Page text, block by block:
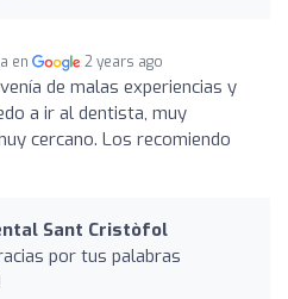
en 2 years ago
de malas experiencias y
a ir al dentista, muy
cercano. Los recomiendo
Sant Cristòfol
por tus palabras